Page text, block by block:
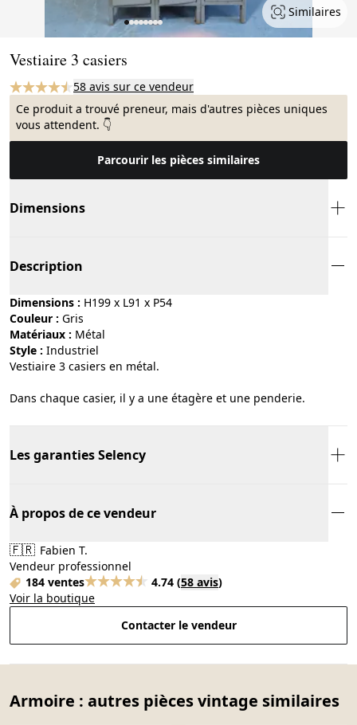
Similaires
Vestiaire 3 casiers
58 avis sur ce vendeur
Ce produit a trouvé preneur, mais d'autres pièces uniques
vous attendent. 👇
Parcourir les pièces similaires
Dimensions
Description
Dimensions : H199 x L91 x P54
Couleur :
gris
Matériaux :
métal
Style : industriel
Vestiaire 3 casiers en métal.
Dans chaque casier, il y a une étagère et une penderie.
Les garanties Selency
À propos de ce vendeur
🇫🇷 Fabien T.
Vendeur professionnel
184 ventes
4.74 (58 avis)
Voir la boutique
Contacter le vendeur
Armoire : autres pièces vintage similaires